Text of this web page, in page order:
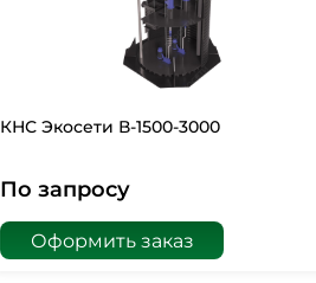
КНС Экосети В-1500-3000
По запросу
Оформить заказ